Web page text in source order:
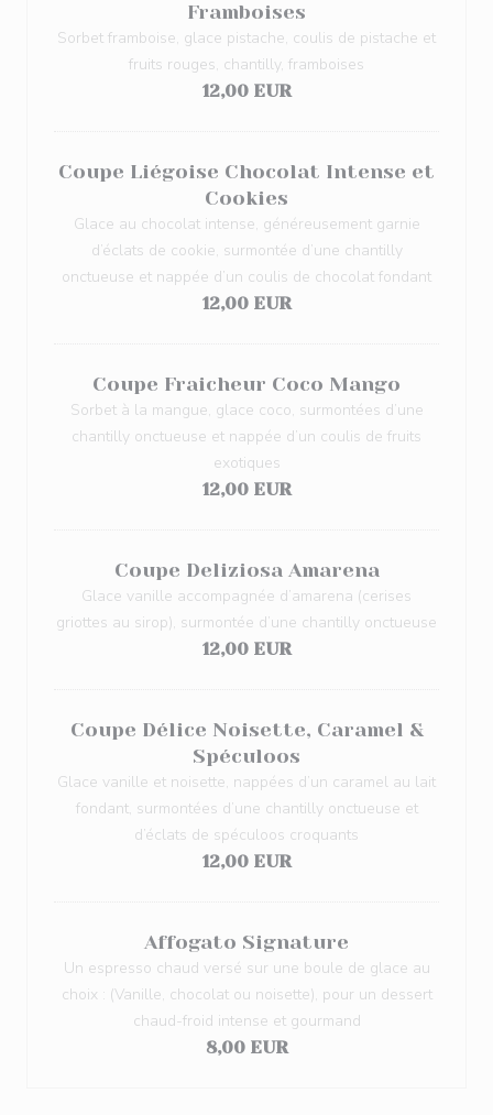
Framboises
Sorbet framboise, glace pistache, coulis de pistache et
fruits rouges, chantilly, framboises
12,00 EUR
Coupe Liégoise Chocolat Intense et
Cookies
Glace au chocolat intense, généreusement garnie
d’éclats de cookie, surmontée d’une chantilly
onctueuse et nappée d’un coulis de chocolat fondant
12,00 EUR
Coupe Fraicheur Coco Mango
Sorbet à la mangue, glace coco, surmontées d’une
chantilly onctueuse et nappée d’un coulis de fruits
exotiques
12,00 EUR
Coupe Deliziosa Amarena
Glace vanille accompagnée d’amarena (cerises
griottes au sirop), surmontée d’une chantilly onctueuse
12,00 EUR
Coupe Délice Noisette, Caramel &
Spéculoos
Glace vanille et noisette, nappées d’un caramel au lait
fondant, surmontées d’une chantilly onctueuse et
d’éclats de spéculoos croquants
12,00 EUR
Affogato Signature
Un espresso chaud versé sur une boule de glace au
choix : (Vanille, chocolat ou noisette), pour un dessert
chaud-froid intense et gourmand
8,00 EUR